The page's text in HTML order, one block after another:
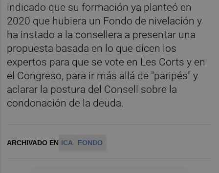
indicado que su formación ya planteó en
2020 que hubiera un Fondo de nivelación y
ha instado a la consellera a presentar una
propuesta basada en lo que dicen los
expertos para que se vote en Les Corts y en
el Congreso, para ir más allá de "paripés" y
aclarar la postura del Consell sobre la
condonación de la deuda.
ARCHIVADO EN ICA FONDO